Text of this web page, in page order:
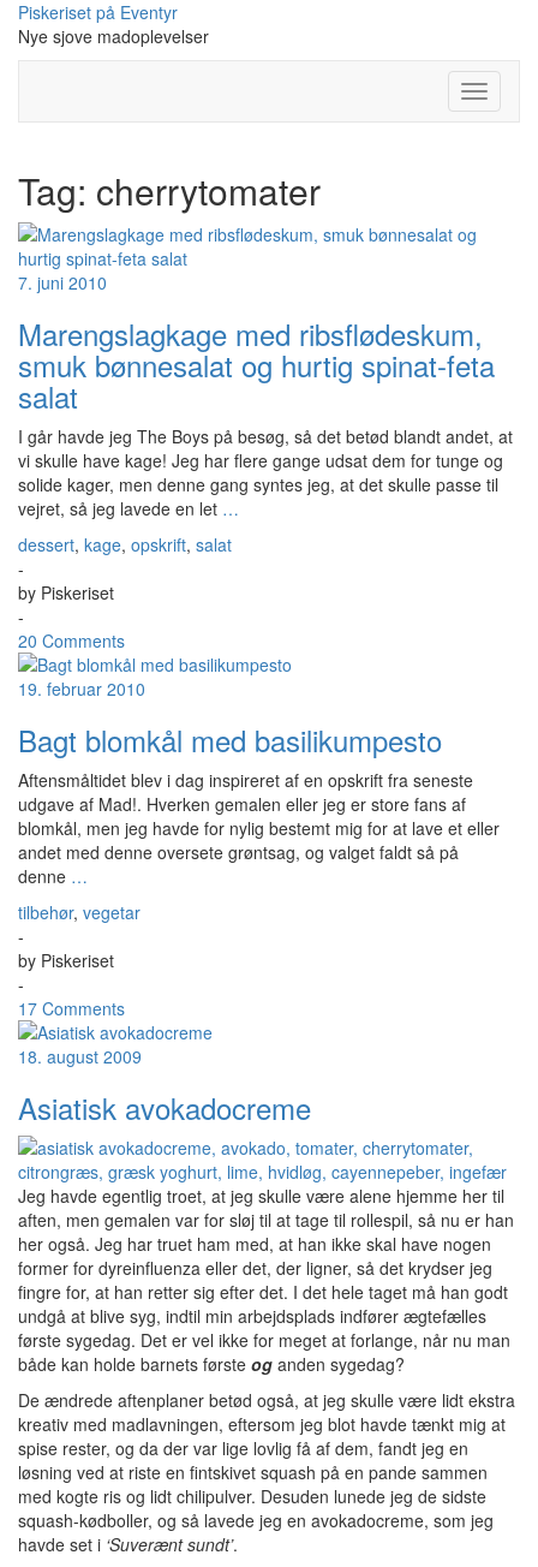
Skip
content
Piskeriset på Eventyr
Nye sjove madoplevelser
Toggle
Tag: cherrytomater
7. juni 2010
Marengslagkage med ribsflødeskum,
smuk bønnesalat og hurtig spinat-feta
salat
I går havde jeg The Boys på besøg, så det betød blandt andet, at
vi skulle have kage! Jeg har flere gange udsat dem for tunge og
solide kager, men denne gang syntes jeg, at det skulle passe til
vejret, så jeg lavede en let …
dessert, kage, opskrift, salat
-
by Piskeriset
-
20 Comments
19. februar 2010
Bagt blomkål med basilikumpesto
Aftensmåltidet blev i dag inspireret af en opskrift fra seneste
udgave af Mad!. Hverken gemalen eller jeg er store fans af
blomkål, men jeg havde for nylig bestemt mig for at lave et eller
andet med denne oversete grøntsag, og valget faldt så på
denne …
tilbehør, vegetar
-
by Piskeriset
-
17 Comments
18. august 2009
Asiatisk avokadocreme
Jeg havde egentlig troet, at jeg skulle være alene hjemme her til
aften, men gemalen var for sløj til at tage til rollespil, så nu er han
her også. Jeg har truet ham med, at han ikke skal have nogen
former for dyreinfluenza eller det, der ligner, så det krydser jeg
fingre for, at han retter sig efter det. I det hele taget må han godt
undgå at blive syg, indtil min arbejdsplads indfører ægtefælles
første sygedag. Det er vel ikke for meget at forlange, når nu man
både kan holde barnets første og anden sygedag?
De ændrede aftenplaner betød også, at jeg skulle være lidt ekstra
kreativ med madlavningen, eftersom jeg blot havde tænkt mig at
spise rester, og da der var lige lovlig få af dem, fandt jeg en
løsning ved at riste en fintskivet squash på en pande sammen
med kogte ris og lidt chilipulver. Desuden lunede jeg de sidste
squash-kødboller, og så lavede jeg en avokadocreme, som jeg
havde set i ‘Suverænt sundt’.